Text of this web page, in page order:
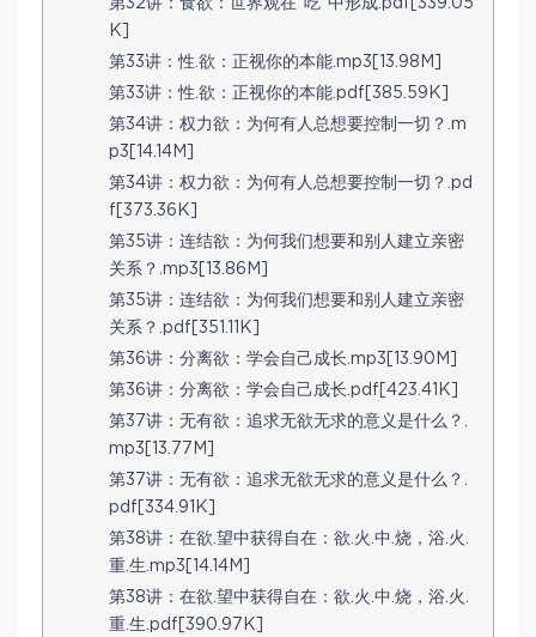
K]
第33讲：性.欲：正视你的本能.mp3[13.98M]
第33讲：性.欲：正视你的本能.pdf[385.59K]
第34讲：权力欲：为何有人总想要控制一切？.m
p3[14.14M]
第34讲：权力欲：为何有人总想要控制一切？.pd
f[373.36K]
第35讲：连结欲：为何我们想要和别人建立亲密
关系？.mp3[13.86M]
第35讲：连结欲：为何我们想要和别人建立亲密
关系？.pdf[351.11K]
第36讲：分离欲：学会自己成长.mp3[13.90M]
第36讲：分离欲：学会自己成长.pdf[423.41K]
第37讲：无有欲：追求无欲无求的意义是什么？.
mp3[13.77M]
第37讲：无有欲：追求无欲无求的意义是什么？.
pdf[334.91K]
第38讲：在欲.望中获得自在：欲.火.中.烧，浴.火.
重.生.mp3[14.14M]
第38讲：在欲.望中获得自在：欲.火.中.烧，浴.火.
重.生.pdf[390.97K]